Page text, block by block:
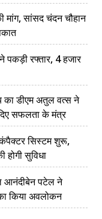
मांग, सांसद चंदन चौहान
पकड़ी रफ्तार, 4 हजार
का डीएम अतुल वत्स ने
दिए सफलता के मंत्र
सिस्टम शुरू,
सुविधा
आनंदीबेन पटेल ने
किया अवलोकन